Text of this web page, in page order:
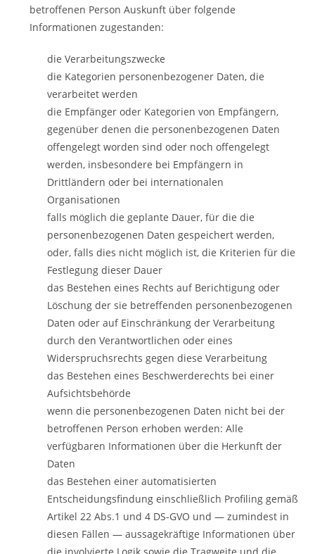
betroffenen Person Auskunft über folgende
Informationen zugestanden:
die Verarbeitungszwecke
die Kategorien personenbezogener Daten, die
verarbeitet werden
die Empfänger oder Kategorien von Empfängern,
gegenüber denen die personenbezogenen Daten
offengelegt worden sind oder noch offengelegt
werden, insbesondere bei Empfängern in
Drittländern oder bei internationalen
Organisationen
falls möglich die geplante Dauer, für die die
personenbezogenen Daten gespeichert werden,
oder, falls dies nicht möglich ist, die Kriterien für die
Festlegung dieser Dauer
das Bestehen eines Rechts auf Berichtigung oder
Löschung der sie betreffenden personenbezogenen
Daten oder auf Einschränkung der Verarbeitung
durch den Verantwortlichen oder eines
Widerspruchsrechts gegen diese Verarbeitung
das Bestehen eines Beschwerderechts bei einer
Aufsichtsbehörde
wenn die personenbezogenen Daten nicht bei der
betroffenen Person erhoben werden: Alle
verfügbaren Informationen über die Herkunft der
Daten
das Bestehen einer automatisierten
Entscheidungsfindung einschließlich Profiling gemäß
Artikel 22 Abs.1 und 4 DS-GVO und — zumindest in
diesen Fällen — aussagekräftige Informationen über